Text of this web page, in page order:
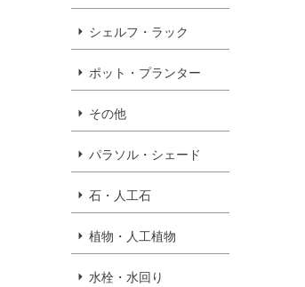
シェルフ・ラック
ポット・プランター
その他
パラソル・シェード
石・人工石
植物・人工植物
水栓・水回り